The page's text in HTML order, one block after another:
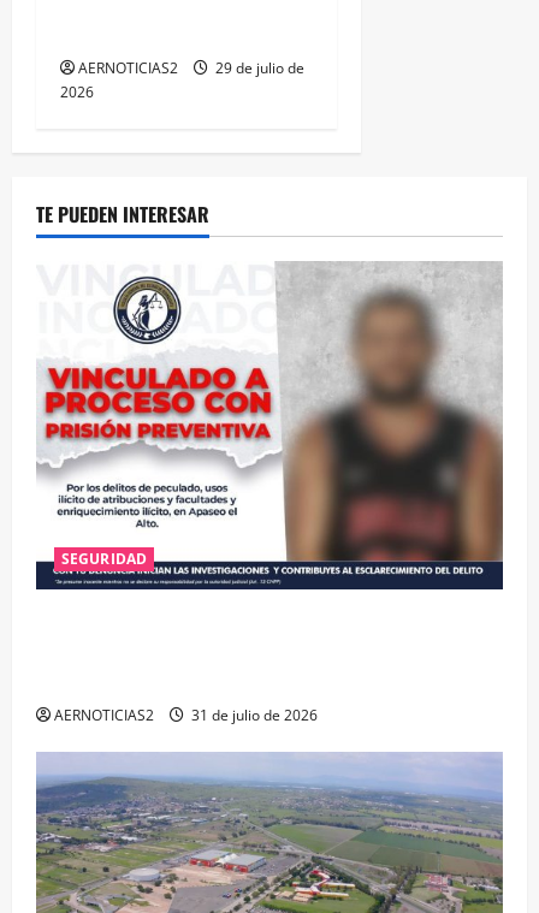
AERNOTICIAS2
29 de julio de
2026
TE PUEDEN INTERESAR
SEGURIDAD
AERNOTICIAS2 31 de julio de 2026